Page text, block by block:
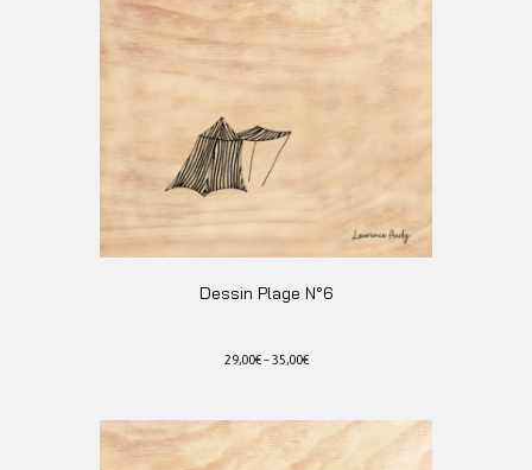
Les
être
sur
la
page
produit
Dessin Plage N°6
29,00€–35,00€
plusieurs